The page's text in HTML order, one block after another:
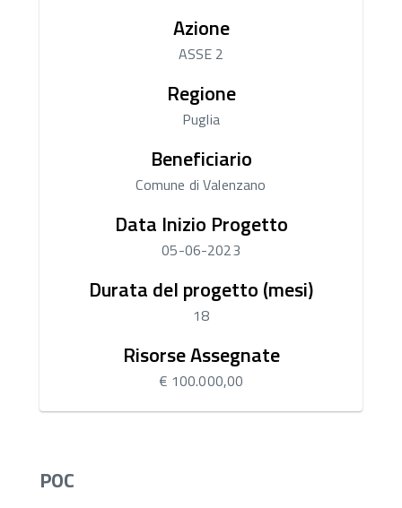
Azione
ASSE 2
Regione
Puglia
Beneficiario
Comune di Valenzano
Data Inizio Progetto
05-06-2023
Durata del progetto (mesi)
18
Risorse Assegnate
€ 100.000,00
POC